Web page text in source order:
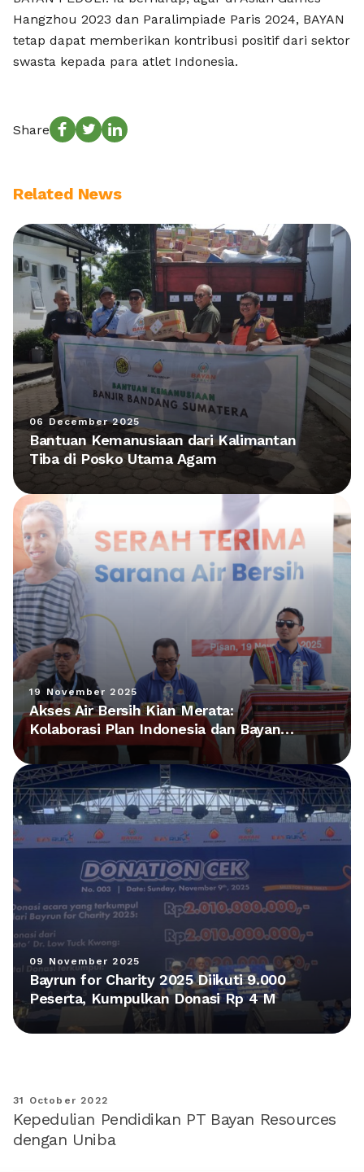
Hangzhou 2023 dan Paralimpiade Paris 2024, BAYAN
tetap dapat memberikan kontribusi positif dari sektor
swasta kepada para atlet Indonesia.
Share
Related News
06 December 2025
Bantuan Kemanusiaan dari Kalimantan
Tiba di Posko Utama Agam
19 November 2025
Akses Air Bersih Kian Merata:
Kolaborasi Plan Indonesia dan Bayan
Group Hadirkan Fasilitas Baru di NTT
09 November 2025
Bayrun for Charity 2025 Diikuti 9.000
Peserta, Kumpulkan Donasi Rp 4 M
31 October 2022
Kepedulian Pendidikan PT Bayan Resources
dengan Uniba